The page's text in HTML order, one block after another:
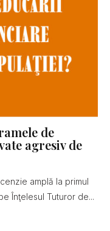
de
agresiv de
amplă la primul
Înţelesul Tuturor de...